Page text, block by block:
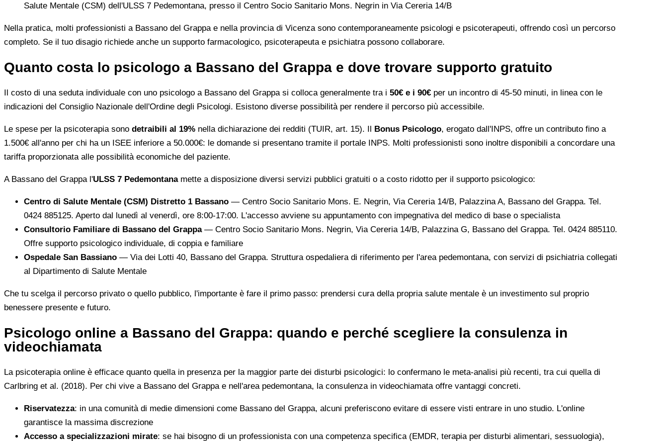
Salute Mentale (CSM) dell'ULSS 7 Pedemontana, presso il Centro Socio Sanitario Mons. Negrin in Via Cereria 14/B
Nella pratica, molti professionisti a Bassano del Grappa e nella provincia di Vicenza sono contemporaneamente psicologi e psicoterapeuti, offrendo così un percorso
completo. Se il tuo disagio richiede anche un supporto farmacologico, psicoterapeuta e psichiatra possono collaborare.
Quanto costa lo psicologo a Bassano del Grappa e dove trovare supporto gratuito
Il costo di una seduta individuale con uno psicologo a Bassano del Grappa si colloca generalmente tra i 50€ e i 90€ per un incontro di 45-50 minuti, in linea con le
indicazioni del Consiglio Nazionale dell'Ordine degli Psicologi. Esistono diverse possibilità per rendere il percorso più accessibile.
Le spese per la psicoterapia sono detraibili al 19% nella dichiarazione dei redditi (TUIR, art. 15). Il Bonus Psicologo, erogato dall'INPS, offre un contributo fino a
1.500€ all'anno per chi ha un ISEE inferiore a 50.000€: le domande si presentano tramite il portale INPS. Molti professionisti sono inoltre disponibili a concordare una
tariffa proporzionata alle possibilità economiche del paziente.
A Bassano del Grappa l'ULSS 7 Pedemontanamette a disposizione diversi servizi pubblici gratuiti o a costo ridotto per il supporto psicologico:
Centro di Salute Mentale (CSM) Distretto 1 Bassano — Centro Socio Sanitario Mons. E. Negrin, Via Cereria 14/B, Palazzina A, Bassano del Grappa. Tel.
0424 885125. Aperto dal lunedì al venerdì, ore 8:00-17:00. L'accesso avviene su appuntamento con impegnativa del medico di base o specialista
Consultorio Familiare di Bassano del Grappa— Centro Socio Sanitario Mons. Negrin, Via Cereria 14/B, Palazzina G, Bassano del Grappa. Tel. 0424 885110.
Offre supporto psicologico individuale, di coppia e familiare
Ospedale San Bassiano — Via dei Lotti 40, Bassano del Grappa. Struttura ospedaliera di riferimento per l'area pedemontana, con servizi di psichiatria collegati
al Dipartimento di Salute Mentale
Che tu scelga il percorso privato o quello pubblico, l'importante è fare il primo passo: prendersi cura della propria salute mentale è un investimento sul proprio
benessere presente e futuro.
Psicologo online a Bassano del Grappa: quando e perché scegliere la consulenza in
videochiamata
La psicoterapia online è efficace quanto quella in presenza per la maggior parte dei disturbi psicologici: lo confermano le meta-analisi più recenti, tra cui quella di
Carlbring et al. (2018). Per chi vive a Bassano del Grappa e nell'area pedemontana, la consulenza in videochiamata offre vantaggi concreti.
Riservatezza: in una comunità di medie dimensioni come Bassano del Grappa, alcuni preferiscono evitare di essere visti entrare in uno studio. L'online
garantisce la massima discrezione
Accesso a specializzazioni mirate: se hai bisogno di un professionista con una competenza specifica (EMDR, terapia per disturbi alimentari, sessuologia),